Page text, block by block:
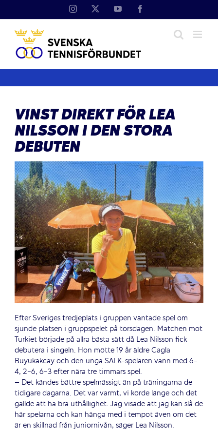
Instagram YouTube
VINST DIREKT FÖR LEA
NILSSON I DEN STORA
DEBUTEN
Efter Sveriges tredjeplats i gruppen väntade spel om
sjunde platsen i gruppspelet på torsdagen. Matchen mot
Turkiet började på allra bästa sätt då Lea Nilsson fick
debutera i singeln. Hon mötte 19 år äldre Cagla
Buyukakcay och den unga SALK-spelaren vann med 6-
4, 2-6, 6-3 efter nära tre timmars spel.
– Det kändes bättre spelmässigt än på träningarna de
tidigare dagarna. Det var varmt, vi körde länge och det
gällde att ha bra uthållighet. Jag visade att jag kan slå de
här spelarna och kan hänga med i tempot även om det
är en skillnad från juniornivån, säger Lea Nilsson.